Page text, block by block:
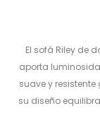
El sofá Riley de
aporta
suave y
su diseño